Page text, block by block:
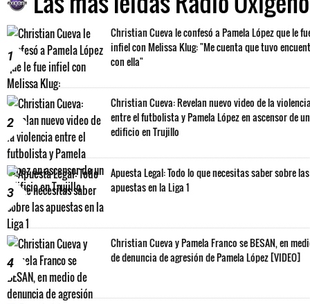
1
Christian Cueva le confesó a Pamela López que le
infiel con Melissa Klug: "Me cuenta que tuvo
con ella"
2
Christian Cueva: Revelan nuevo video de la
entre el futbolista y Pamela López en ascensor de un
edificio en Trujillo
3
Apuesta Legal: Todo lo que necesitas saber sobre las
apuestas en la Liga 1
4
Christian Cueva y Pamela Franco se BESAN, en
de denuncia de agresión de Pamela López [VIDEO]